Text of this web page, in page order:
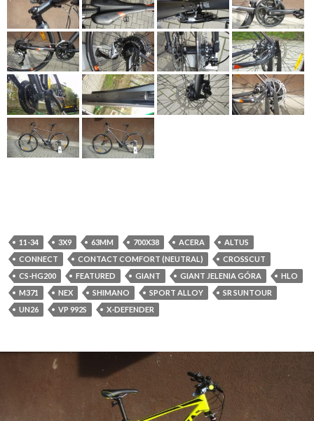
11-34 3X9 63MM 700X38 ACERA
ALTUS
CONNECT
CONTACT COMFORT (NEUTRAL)
CROSSCUT
CS-HG200
FEATURED GIANT GIANT JELENIA GÓRA
HLO
M371
NEX SHIMANO SPORT ALLOY
SR SUNTOUR
UN26
VP 992S X-DEFENDER